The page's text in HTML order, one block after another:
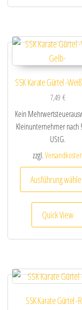
SSK Karate Gürtel -
7,49 €
Kein
Kleinunternehmer nach
UStG.
zzgl.Versandkosten
Ausführung
Quick View
SSK Karate Gürtel -